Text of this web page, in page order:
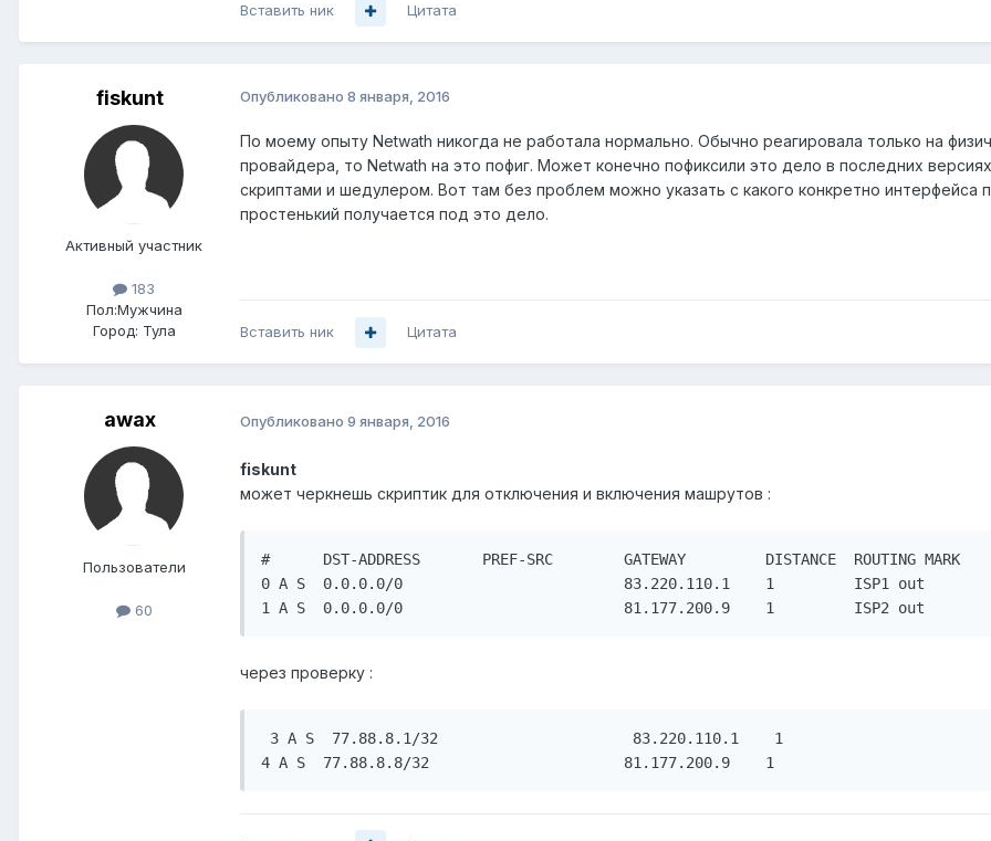
Вставить ник Цитата
fiskunt
Активный участник
183
Пол:Мужчина
Город: Тула
Опубликовано 8 января, 2016
По моему опыту Netwath никогда не работала нормально. Обычно реагировала только на
провайдера, то Netwath на это пофиг. Может конечно пофиксили это дело в последних
скриптами и шедулером. Вот там без проблем можно указать с какого конкретно интерфейса
простенький получается под это дело.
Вставить ник Цитата
awax
Пользователи
60
Опубликовано 9 января, 2016
fiskunt
может черкнешь скриптик для отключения и включения машрутов :
#      DST-ADDRESS       PREF-SRC        GATEWAY         DISTANCE  ROUTING MARK
0 A S  0.0.0.0/0                         83.220.110.1    1         ISP1 out
1 A S  0.0.0.0/0                         81.177.200.9    1         ISP2 out
через проверку :
3 A S  77.88.8.1/32                      83.220.110.1    1
4 A S  77.88.8.8/32                      81.177.200.9    1